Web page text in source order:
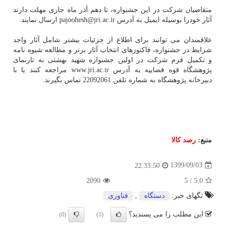
متقاضیان شرکت در این جشنواره، تا دهم آذر ماه جاری مهلت دارند
آثار خودرا بوسیله ایمیل به آدرس pajoohesh@jri.ac.ir ارسال نمایند.
علاقمندان می توانند برای اطلاع از جزئیات بیشتر شامل آثار واجد
شرایط در جشنواره، فاکتورهای انتخاب آثار برتر و مطالعه شیوه نامه
و تکمیل فرم شرکت در اولین جشنواره شهید بهشتی به تارنمای
پژوهشگاه قوه قضاییه به آدرس www.jri.ac.ir مراجعه کنند یا با
دبیرخانه پژوهشگاه به شماره تلفن 22092061 تماس بگیرند.
منبع: رصد كالا
1399/09/03
22:33:50
5.0
/
5
2090
تگهای خبر:
دستگاه فناوری
این مطلب را می پسندید؟ (1)
(0)